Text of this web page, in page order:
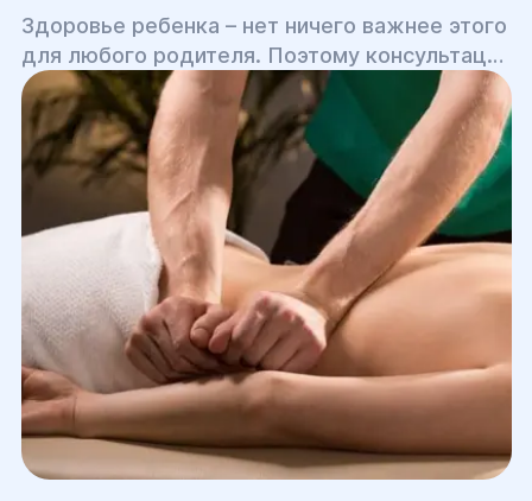
Здоровье ребенка – нет ничего важнее этого
для любого родителя. Поэтому консультации
педиатра (детского врача) должны быть на
регулярной основе. Но есть ситуации, когда
выход на улицу, посещение поликлиники для
малыша совершенно неприемлемый вариант.